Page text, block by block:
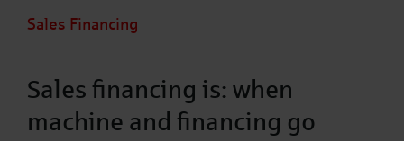
Sales Financing
Sales financing is: when
machine and financing go